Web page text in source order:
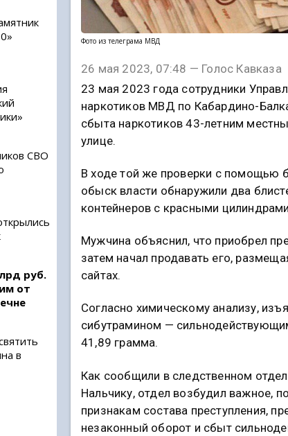
СВО
руб.
от
в
Фото из телеграма МВД
26 мая 2023, 07:48 — Голос Кавказа
23 мая 2023 года сотрудники
наркотиков МВД по Кабардино-
сбыта наркотиков 43-летним
улице.
В ходе той же проверки с помощью
обыск власти обнаружили два
контейнеров с красными
Мужчина объяснил, что приобрел
затем начал продавать его,
сайтах.
Согласно химическому анализу,
сибутрамином —
41,89 грамма.
Как сообщили в следственном
Нальчику, отдел возбудил важное,
признакам состава преступления,
незаконный оборот и сбыт